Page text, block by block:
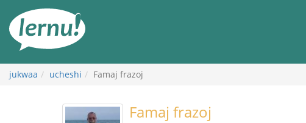
maudhui
jukwaa ucheshi Famaj frazoj
Famaj frazoj